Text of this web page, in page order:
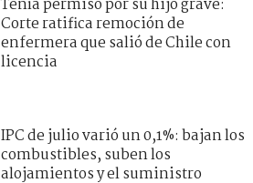
Tenía permiso por su hijo grave:
Corte ratifica remoción de
enfermera que salió de Chile con
licencia
IPC de julio varió un 0,1%: bajan los
combustibles, suben los
alojamientos y el suministro